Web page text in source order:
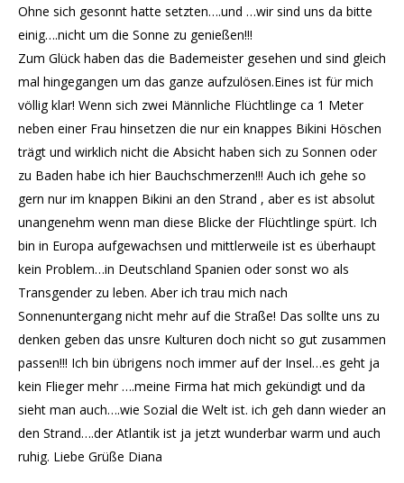
Ohne sich gesonnt hatte setzten….und …wir sind uns da bitte
einig….nicht um die Sonne zu genießen!!!
Zum Glück haben das die Bademeister gesehen und sind gleich
mal hingegangen um das ganze aufzulösen.Eines ist für mich
völlig klar! Wenn sich zwei Männliche Flüchtlinge ca 1 Meter
neben einer Frau hinsetzen die nur ein knappes Bikini Höschen
trägt und wirklich nicht die Absicht haben sich zu Sonnen oder
zu Baden habe ich hier Bauchschmerzen!!! Auch ich gehe so
gern nur im knappen Bikini an den Strand , aber es ist absolut
unangenehm wenn man diese Blicke der Flüchtlinge spürt. Ich
bin in Europa aufgewachsen und mittlerweile ist es überhaupt
kein Problem…in Deutschland Spanien oder sonst wo als
Transgender zu leben. Aber ich trau mich nach
Sonnenuntergang nicht mehr auf die Straße! Das sollte uns zu
denken geben das unsre Kulturen doch nicht so gut zusammen
passen!!! Ich bin übrigens noch immer auf der Insel…es geht ja
kein Flieger mehr ….meine Firma hat mich gekündigt und da
sieht man auch….wie Sozial die Welt ist. ich geh dann wieder an
den Strand….der Atlantik ist ja jetzt wunderbar warm und auch
ruhig. Liebe Grüße Diana